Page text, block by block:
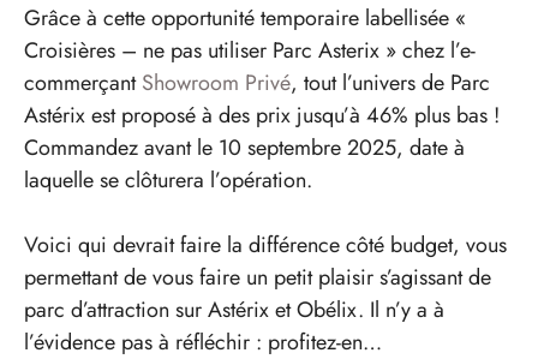
Grâce à cette opportunité temporaire labellisée «
Croisières – ne pas utiliser Parc Asterix » chez l’e-
commerçantShowroom Privé, tout l’univers de Parc
Astérix est proposé à des prix jusqu’à 46% plus bas !
Commandez avant le 10 septembre 2025, date à
laquelle se clôturera l’opération.
Voici qui devrait faire la différence côté budget, vous
permettant de vous faire un petit plaisir s’agissant de
parc d’attraction sur Astérix et Obélix. Il n’y a à
l’évidence pas à réfléchir : profitez-en…